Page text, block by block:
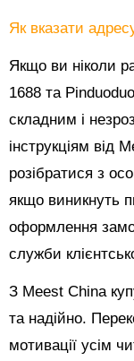
Як вказати
Якщо ви ніколи
1688 та
складним і
інструкціям від
розібратися з
якщо виникнуть
оформлення
служби
З Meest China
та надійно.
мотивації усім